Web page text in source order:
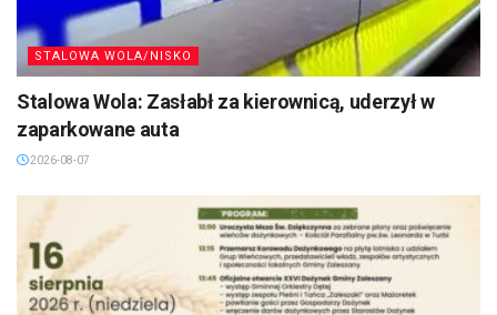
STALOWA WOLA/NISKO
Stalowa Wola: Zasłabł za kierownicą, uderzył w
zaparkowane auta
2026-08-07